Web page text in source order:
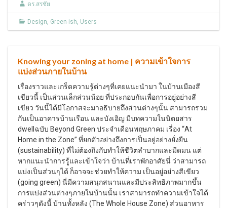
ดร.สรชัย
Design, Green-ish, Users
Knowing your zoning at home | ความเข้าใจการ
แบ่งส่วนภายในบ้าน
เรื่องราวและเกร็ดความรู้ต่างๆที่เคยแนะนำมา ในบ้านเมืองสี
เขียวนี้ เป็นส่วนเล็กส่วนน้อย ที่ประกอบกันเพื่อการอยู่อย่างสี
เขียว วันนี้ได้มีโอกาสจะมาอธิบายถึงส่วนต่างๆนั้น สามารถรวม
กันเป็นอาคารบ้านเรือน และบังเอิญ มีบทความในนิตยสาร
dwellฉบับ Beyond Green ประจำเดือนพฤษภาคม เรื่อง “At
Home in the Zone” ที่ยกตัวอย่างถึงการเป็นอยู่อย่างยั่งยืน
(sustainability) ที่ไม่ต้องถึงกับทำให้ชีวิตลำบากและมืดมน แต่
หากแนะนำการรู้และเข้าใจว่า บ้านที่เราพักอาศัยนี่ ว่าสามารถ
แบ่งเป็นส่วนๆได้ ก็อาจจะช่วยทำให้ความ เป็นอยู่อย่างสีเขียว
(going green) นี่มีความสนุกสนานและมีประสิทธิภาพมากขึ้น
การแบ่งส่วนต่างๆภายในบ้านนั้น เราสามารถทำความเข้าใจได้
คร่าวๆดังนี้ บ้านทั้งหลัง (The Whole House Zone) ส่วนอาหาร